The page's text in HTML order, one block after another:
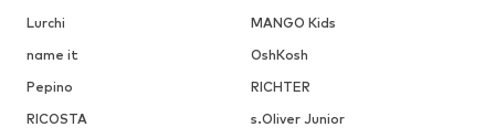
Lurchi
MANGO Kids
name it
OshKosh
Pepino
RICHTER
RICOSTA
s.Oliver Junior